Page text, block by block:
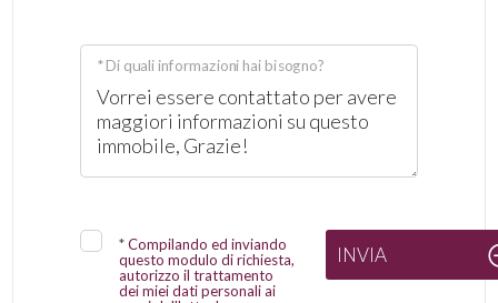
* Di quali informazioni hai bisogno?
*Compilando ed inviando
questo modulo di richiesta,
autorizzo il trattamento
dei miei dati personali ai
INVIA